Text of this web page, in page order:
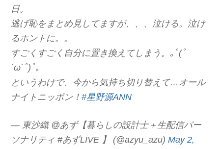
日。
逃げ恥をまとめ見してますが、、、泣ける。泣け
るホントに。。
すごくすごく自分に置き換えてしまう。｡ﾟ(ﾟ
´ω`ﾟ)ﾟ｡
というわけで、今から気持ち切り替えて…オール
ナイトニッポン！#星野源ANN
— 東沙織 @あず【暮らしの設計士＋生配信パー
ソナリティ #あずLIVE 】 (@azyu_azu)May 2,